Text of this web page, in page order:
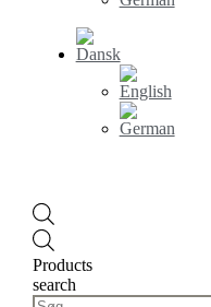
Products
search